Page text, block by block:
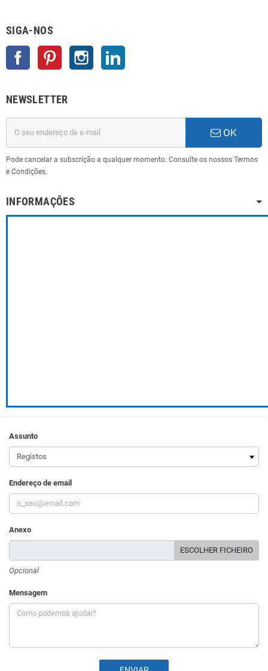
SIGA-NOS
Facebook Pinterest Instagram
NEWSLETTER
OK
Pode cancelar a subscrição a qualquer momento. Consulte os nossos Termos
e Condições.
INFORMAÇÕES
Assunto
Endereço de email
Anexo
ESCOLHER FICHEIRO
Opcional
Mensagem